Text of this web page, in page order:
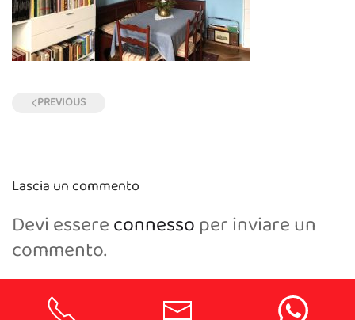
PREVIOUS
Lascia un commento
Devi essereconnessoper inviare un
commento.